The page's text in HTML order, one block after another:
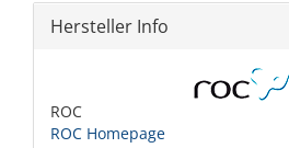
Hersteller Info
ROC
ROC Homepage